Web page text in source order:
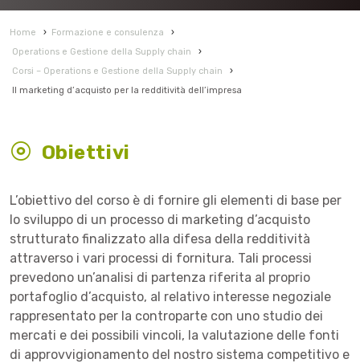
Home › Formazione e consulenza
›
Operations e Gestione della Supply chain
›
Corsi – Operations e Gestione della Supply chain
›
Il marketing d’acquisto per la redditività dell’impresa
Obiettivi
L’obiettivo del corso è di fornire gli elementi di base per
lo sviluppo di un processo di marketing d’acquisto
strutturato finalizzato alla difesa della redditività
attraverso i vari processi di fornitura. Tali processi
prevedono un’analisi di partenza riferita al proprio
portafoglio d’acquisto, al relativo interesse negoziale
rappresentato per la controparte con uno studio dei
mercati e dei possibili vincoli, la valutazione delle fonti
di approvvigionamento del nostro sistema competitivo e